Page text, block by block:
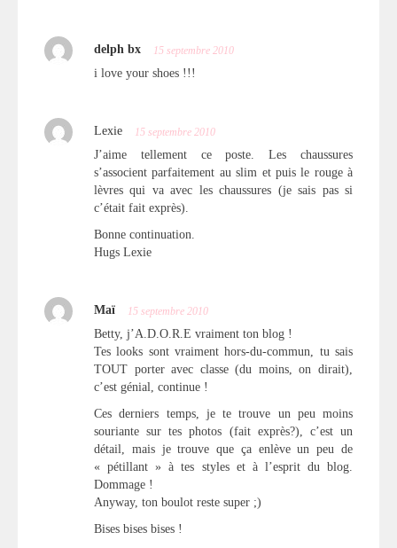
delph bx 15 septembre 2010
i love your shoes !!!
Lexie 15 septembre 2010
J’aime tellement ce poste. Les chaussures
s’associent parfaitement au slim et puis le rouge à
lèvres qui va avec les chaussures (je sais pas si
c’était fait exprès).
Bonne continuation.
Hugs Lexie
Maï 15 septembre 2010
Betty, j’A.D.O.R.E vraiment ton blog !
Tes looks sont vraiment hors-du-commun, tu sais
TOUT porter avec classe (du moins, on dirait),
c’est génial, continue !
Ces derniers temps, je te trouve un peu moins
souriante sur tes photos (fait exprès?), c’est un
détail, mais je trouve que ça enlève un peu de
« pétillant » à tes styles et à l’esprit du blog.
Dommage !
Anyway, ton boulot reste super ;)
Bises bises bises !